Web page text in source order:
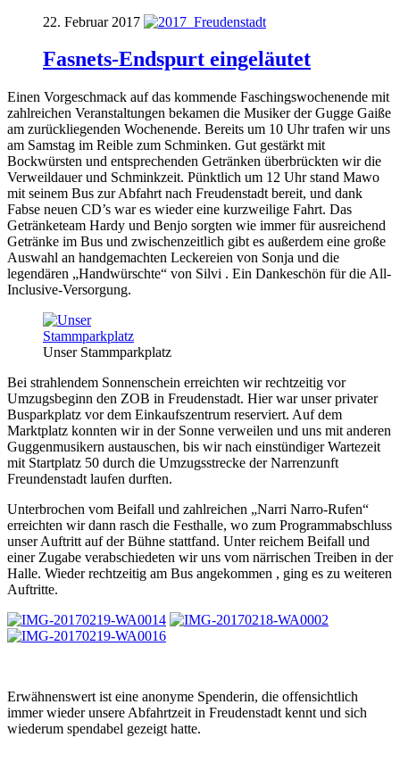
22. Februar 2017
Fasnets-Endspurt eingeläutet
Einen Vorgeschmack auf das kommende Faschingswochenende mit
zahlreichen Veranstaltungen bekamen die Musiker der Gugge Gaiße
am zurückliegenden Wochenende. Bereits um 10 Uhr trafen wir uns
am Samstag im Reible zum Schminken. Gut gestärkt mit
Bockwürsten und entsprechenden Getränken überbrückten wir die
Verweildauer und Schminkzeit. Pünktlich um 12 Uhr stand Mawo
mit seinem Bus zur Abfahrt nach Freudenstadt bereit, und dank
Fabse neuen CD’s war es wieder eine kurzweilige Fahrt. Das
Getränketeam Hardy und Benjo sorgten wie immer für ausreichend
Getränke im Bus und zwischenzeitlich gibt es außerdem eine große
Auswahl an handgemachten Leckereien von Sonja und die
legendären „Handwürschte“ von Silvi . Ein Dankeschön für die All-
Inclusive-Versorgung.
Unser Stammparkplatz
Bei strahlendem Sonnenschein erreichten wir rechtzeitig vor
Umzugsbeginn den ZOB in Freudenstadt. Hier war unser privater
Busparkplatz vor dem Einkaufszentrum reserviert. Auf dem
Marktplatz konnten wir in der Sonne verweilen und uns mit anderen
Guggenmusikern austauschen, bis wir nach einstündiger Wartezeit
mit Startplatz 50 durch die Umzugsstrecke der Narrenzunft
Freundenstadt laufen durften.
Unterbrochen vom Beifall und zahlreichen „Narri Narro-Rufen“
erreichten wir dann rasch die Festhalle, wo zum Programmabschluss
unser Auftritt auf der Bühne stattfand. Unter reichem Beifall und
einer Zugabe verabschiedeten wir uns vom närrischen Treiben in der
Halle. Wieder rechtzeitig am Bus angekommen , ging es zu weiteren
Auftritte.
Erwähnenswert ist eine anonyme Spenderin, die offensichtlich
immer wieder unsere Abfahrtzeit in Freudenstadt kennt und sich
wiederum spendabel gezeigt hatte.